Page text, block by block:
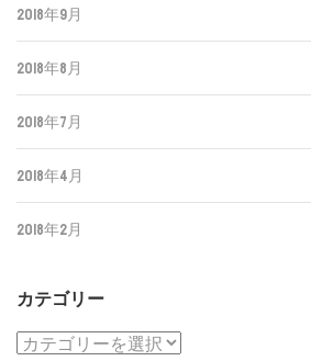
2018年9月
2018年8月
2018年7月
2018年4月
2018年2月
カテゴリー
カ